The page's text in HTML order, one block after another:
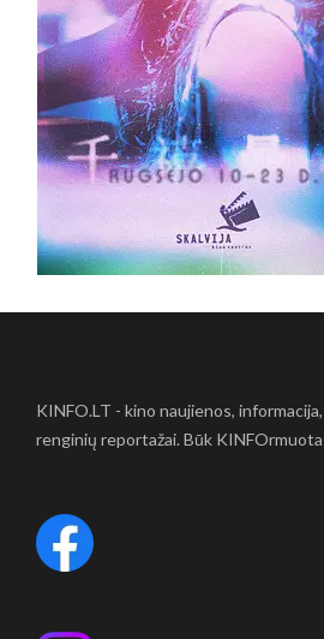
KINFO.LT - kino naujienos,
renginių reportažai. Būk